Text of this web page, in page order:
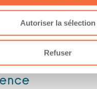
Autoriser la sélection
Refuser